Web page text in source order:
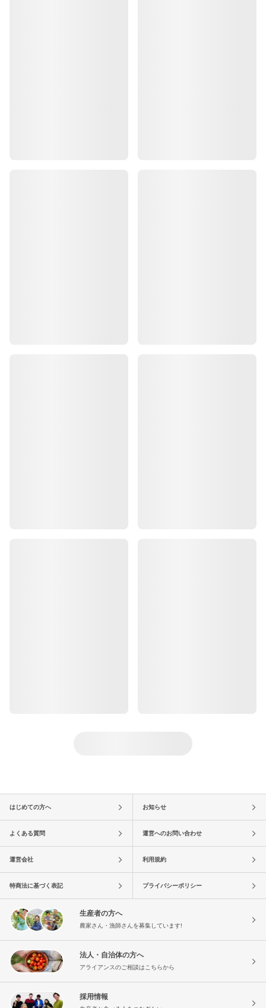
はじめての方へ お知らせ
よくある質問 運営へのお問い合わせ
運営会社 利用規約
特商法に基づく表記 プライバシーポリシー
生産者の方へ
農家さん・漁師さんを募集しています!
法人・自治体の方へ
アライアンスのご相談はこちらから
採用情報